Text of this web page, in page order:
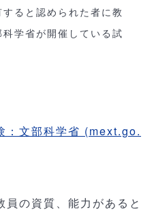
ると認められた者に教
学省が開催している試
：文部科学省 (mext.go.
の資質、能力があると